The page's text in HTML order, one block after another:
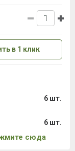
в 1 клик
6 шт.
6 шт.
сюда